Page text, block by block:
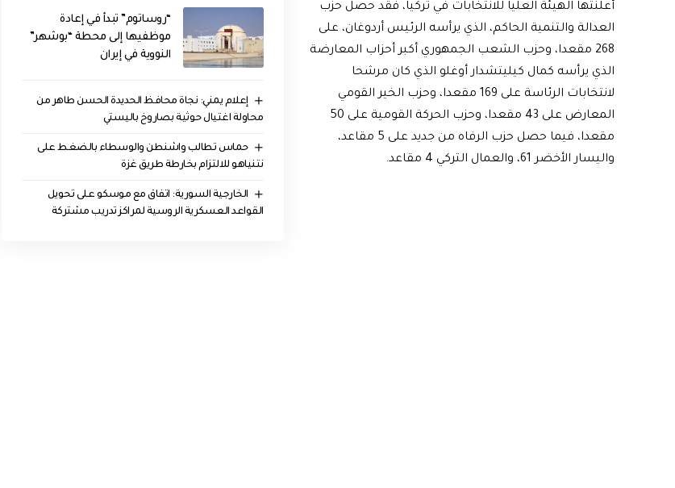
“روساتوم” تبدأ في إعادة
موظفيها إلى محطة “بوشهر”
النووية في إيران
إعلام يمني: نجاة محافظ الحديدة الحسن طاهر من
محاولة اغتيال حوثية بصاروخ باليستي
حماس تطالب واشنطن والوسطاء بالضغط على
نتنياهو للالتزام بخارطة طريق غزة
الخارجية السورية: اتفاق مع موسكو على تحويل
القواعد العسكرية الروسية لمراكز تدريب مشتركة
أعلنتها الهيئة العليا للانتخابات في تركيا، فقد حصل حزب
العدالة والتنمية الحاكم، الذي يرأسه الرئيس أردوغان، على
268 مقعدا، وحزب الشعب الجمهوري أكبر أحزاب المعارضة
الذي يرأسه كمال كيليتشدار أوغلو الذي كان مرشحا
لانتخابات الرئاسة على 169 مقعدا، وحزب الخير القومي
المعارض على 43 مقعدا، وحزب الحركة القومية على 50
مقعدا، فيما حصل حزب الرفاه من جديد على 5 مقاعد،
واليسار الأخضر 61، والعمال التركي 4 مقاعد.